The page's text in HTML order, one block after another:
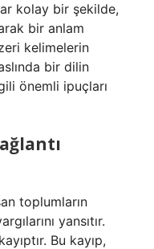
kolay bir şekilde,
bir anlam
kelimelerin
bir dilin
önemli ipuçları
toplumların
yansıtır.
Bu kayıp,